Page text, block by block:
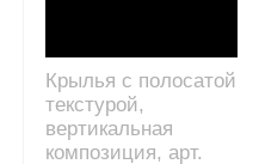
Крылья с полосатой
текстурой,
вертикальная
композиция, арт.